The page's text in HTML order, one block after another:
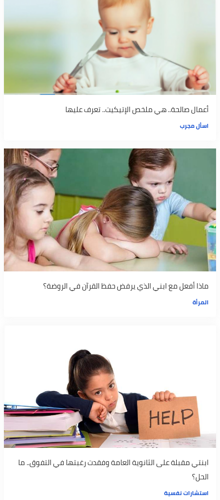
أعمال صالحة.. هي ملخص الإتيكيت.. تعرف عليها
اسأل مجرب
ماذا أفعل مع ابني الذي يرفض حفظ القرآن في الروضة؟
المرأة
ابنتي مقبلة على الثانوية العامة وفقدت رغبتها في التفوق.. ما
الحل؟
استشارات نفسية